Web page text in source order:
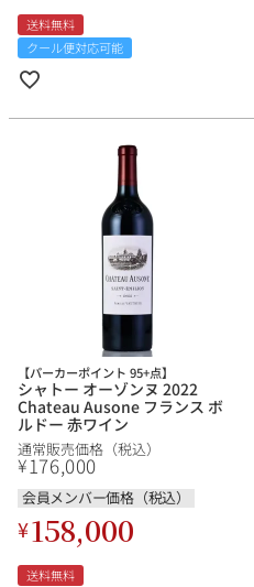
送料無料
クール便対応可能
【パーカーポイント 95+点】
シャトー オーゾンヌ 2022
Chateau Ausone フランス ボ
ルドー 赤ワイン
通常販売価格（税込）
¥176,000
会員メンバー価格（税込）
¥158,000
送料無料